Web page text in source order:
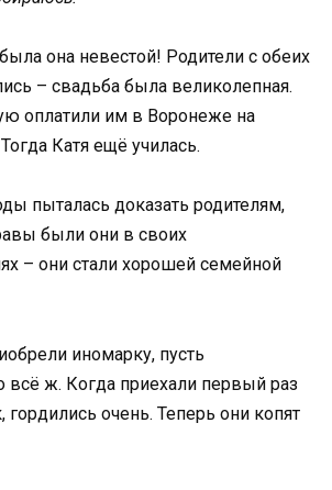
она невестой! Родители с обеих
– свадьба была великолепная.
оплатили им в Воронеже на
Катя ещё училась.
пыталась доказать родителям,
были они в своих
– они стали хорошей семейной
иномарку, пусть
всё ж. Когда приехали первый раз
гордились очень. Теперь они копят